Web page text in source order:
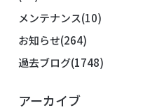
メンテナンス(10)
お知らせ(264)
過去ブログ(1748)
アーカイブ